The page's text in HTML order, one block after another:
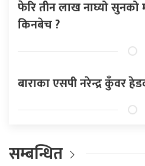
फेरि तीन लाख नाघ्यो
किनबेच ?
बाराका एसपी नरेन्द्र कुँवर
सम्बन्धित